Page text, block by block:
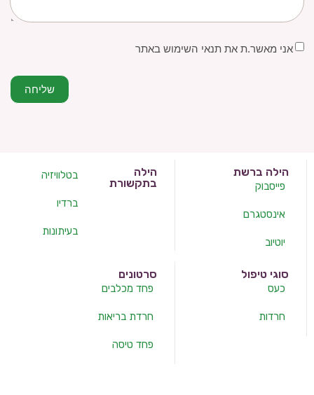
אני מאשר.ת את תנאי השימוש באתר
שליחה
הילה ברשת
פייסבוק
אינסטגרם
יוטיוב
הילה
בתקשורת
בטלוויזיה
ברדיו
בעיתונות
סוגי טיפול
כעס
חרדות
סרטונים
פחד מכלבים
חרדת בריאות
פחד טיסה